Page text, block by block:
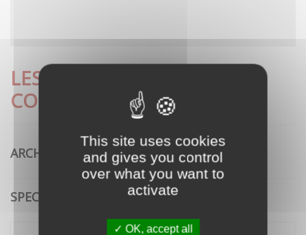
This site uses cookies
and gives you control
over what you want to
activate
OK, accept all
LES DÉMARCHES LES PLUS
CONSULTÉES
ARCHITECTURE
SPECTACLE VIVANT